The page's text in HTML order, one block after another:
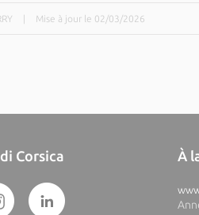
Mise à jour le 02/03/2026
Corsica À